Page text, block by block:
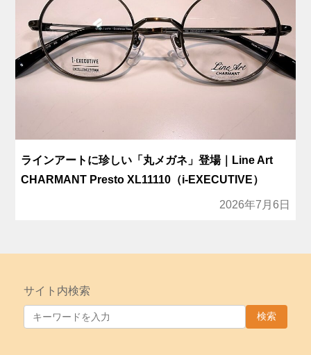
ラインアートに珍しい「丸メガネ」登場｜Line Art
CHARMANT Presto XL11110（i-EXECUTIVE）
2026年7月6日
サイト内検索
検索